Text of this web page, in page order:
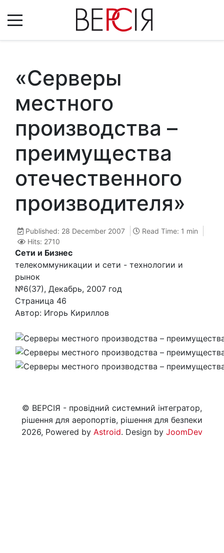
«Серверы
местного
производства –
преимущества
отечественного
производителя»
Published: 28 December 2007
Read Time: 1 min
Hits: 2710
Сети и Бизнес
телекоммуникации и сети - технологии и
рынок
№6(37), Декабрь, 2007 год
Страница 46
Автор: Игорь Кириллов
© ВЕРСІЯ - провідний системний інтегратор,
рішення для аеропортів, рішення для безпеки
2026, Powered by Astroid. Design by JoomDev